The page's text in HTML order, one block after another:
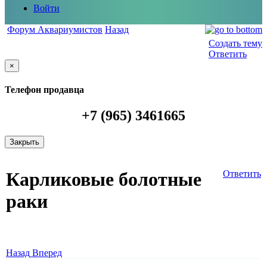
Войти
Форум Аквариумистов Назад
Создать тему
Ответить
×
Телефон продавца
+7 (965) 3461665
Закрыть
Ответить
Карликовые болотные
раки
Назад Вперед